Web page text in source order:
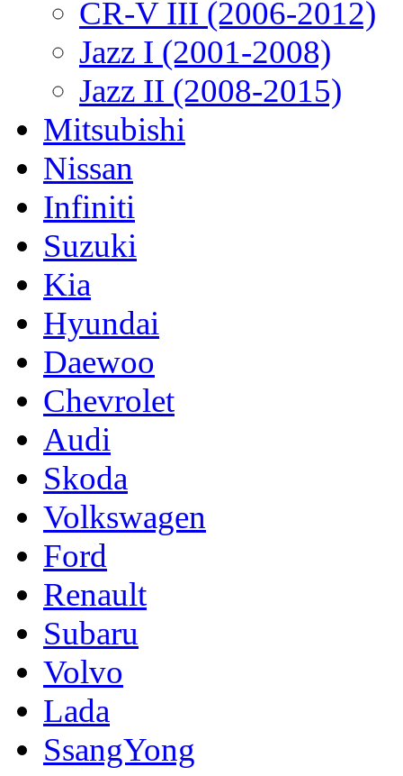
CR-V III (2006-2012)
Jazz I (2001-2008)
Jazz II (2008-2015)
Mitsubishi
Nissan
Infiniti
Suzuki
Kia
Hyundai
Daewoo
Chevrolet
Audi
Skoda
Volkswagen
Ford
Renault
Subaru
Volvo
Lada
SsangYong